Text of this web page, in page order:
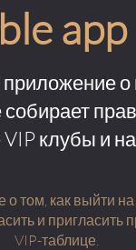
app
о
собирает
VIP клубы и
том, как выйти на
и пригласить
VIP-таблице.